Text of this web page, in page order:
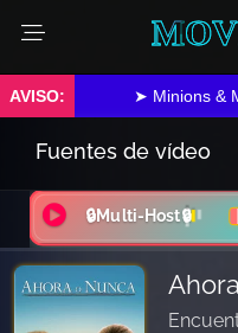
MOVIE
➤ Minions &
Fuentes de vídeo
🔒Multi-Host🔒